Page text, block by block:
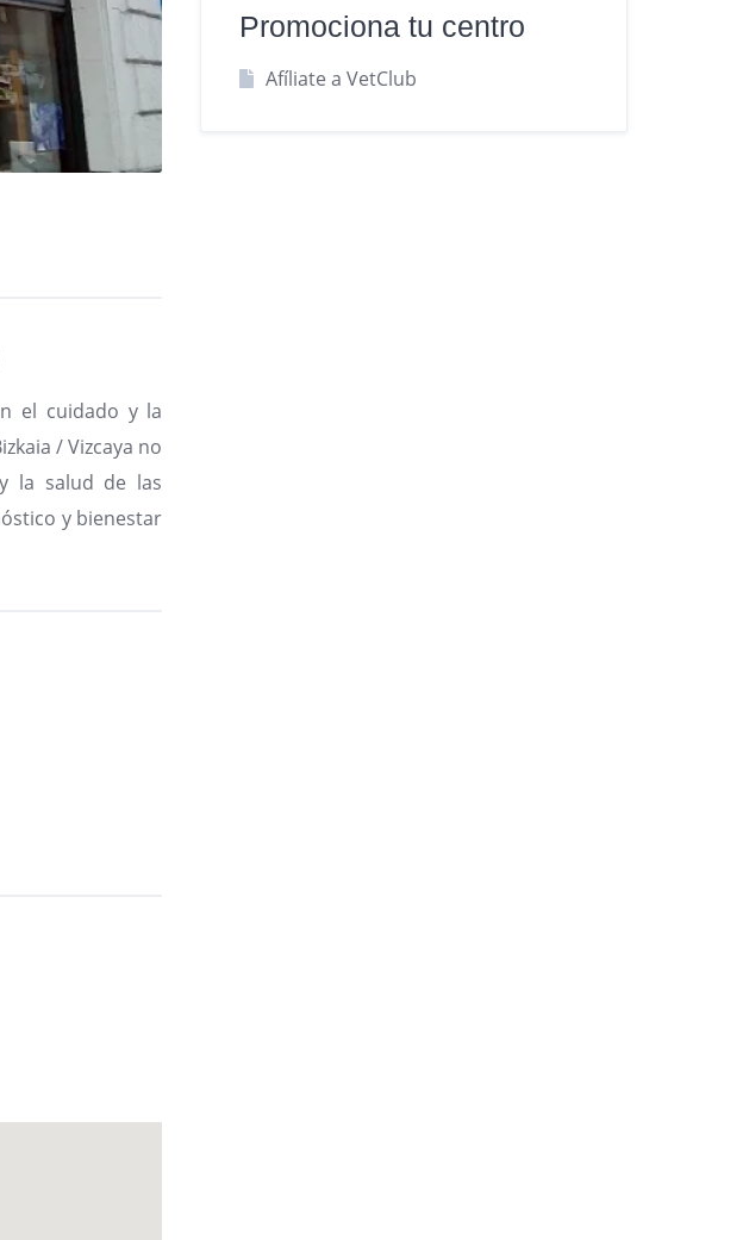
el cuidado y la
/ Vizcaya no
la salud de las
y bienestar
Promociona tu centro
Afíliate a VetClub